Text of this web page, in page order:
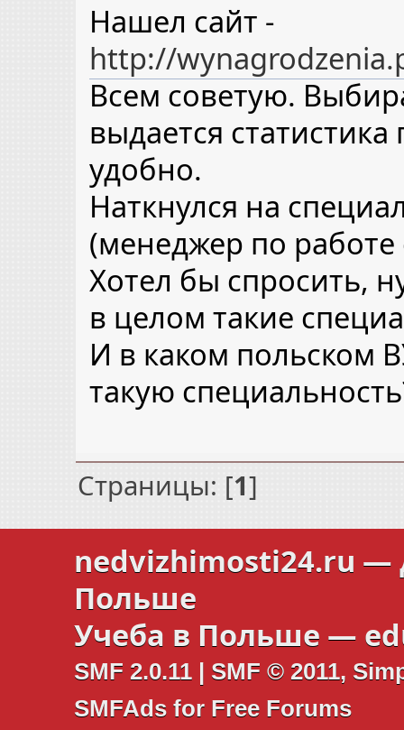
Нашел сайт -
http://
Всем советую.
выдается
удобно.
Наткнулся на
(менеджер по
Хотел бы спросить,
в целом такие
И в каком польском
такую
Страницы: [1]
nedvizhimosti24.ru —
Польше
Учеба в Польше —
SMF 2.0.11 | SMF © 2011,
SMFAds for Free Forums